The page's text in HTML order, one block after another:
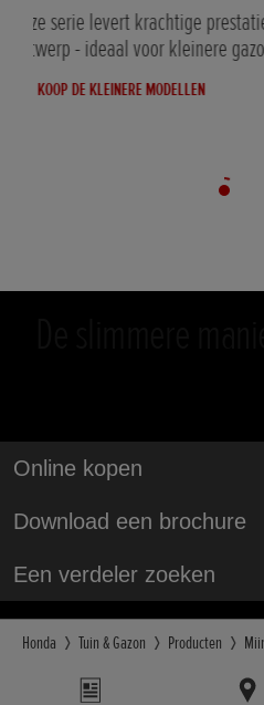
Deze serie levert krachtige
ontwerp - ideaal voor kleinere
KOOP DE KLEINERE MODELLEN
Online kopen
Download een brochure
Een verdeler zoeken
Honda Tuin & Gazon Producten